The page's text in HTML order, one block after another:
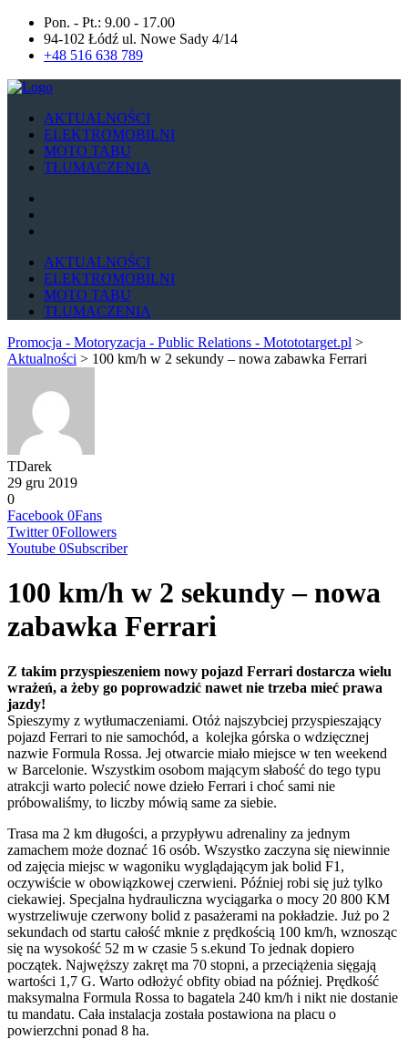
Pon. - Pt.: 9.00 - 17.00
94-102 Łódź ul. Nowe Sady 4/14
+48 516 638 789
AKTUALNOŚCI
ELEKTROMOBILNI
MOTO TABU
TŁUMACZENIA
AKTUALNOŚCI
ELEKTROMOBILNI
MOTO TABU
TŁUMACZENIA
Promocja - Motoryzacja - Public Relations - Motototarget.pl >
Aktualności > 100 km/h w 2 sekundy – nowa zabawka Ferrari
TDarek
29 gru 2019
0
Facebook 0Fans
Twitter 0Followers
Youtube 0Subscriber
100 km/h w 2 sekundy – nowa
zabawka Ferrari
Z takim przyspieszeniem nowy pojazd Ferrari dostarcza wielu
wrażeń, a żeby go poprowadzić nawet nie trzeba mieć prawa
jazdy!
Spieszymy z wytłumaczeniami. Otóż najszybciej przyspieszający
pojazd Ferrari to nie samochód, a kolejka górska o wdzięcznej
nazwie Formula Rossa. Jej otwarcie miało miejsce w ten weekend
w Barcelonie. Wszystkim osobom mającym słabość do tego typu
atrakcji warto polecić nowe dzieło Ferrari i choć sami nie
próbowaliśmy, to liczby mówią same za siebie.
Trasa ma 2 km długości, a przypływu adrenaliny za jednym
zamachem może doznać 16 osób. Wszystko zaczyna się niewinnie
od zajęcia miejsc w wagoniku wyglądającym jak bolid F1,
oczywiście w obowiązkowej czerwieni. Później robi się już tylko
ciekawiej. Specjalna hydrauliczna wyciągarka o mocy 20 800 KM
wystrzeliwuje czerwony bolid z pasażerami na pokładzie. Już po 2
sekundach od startu całość mknie z prędkością 100 km/h, wznosząc
się na wysokość 52 m w czasie 5 s.ekund To jednak dopiero
początek. Najwęższy zakręt ma 70 stopni, a przeciążenia sięgają
wartości 1,7 G. Warto odłożyć obfity obiad na później. Prędkość
maksymalna Formula Rossa to bagatela 240 km/h i nikt nie dostanie
tu mandatu. Cała instalacja została postawiona na placu o
powierzchni ponad 8 ha.